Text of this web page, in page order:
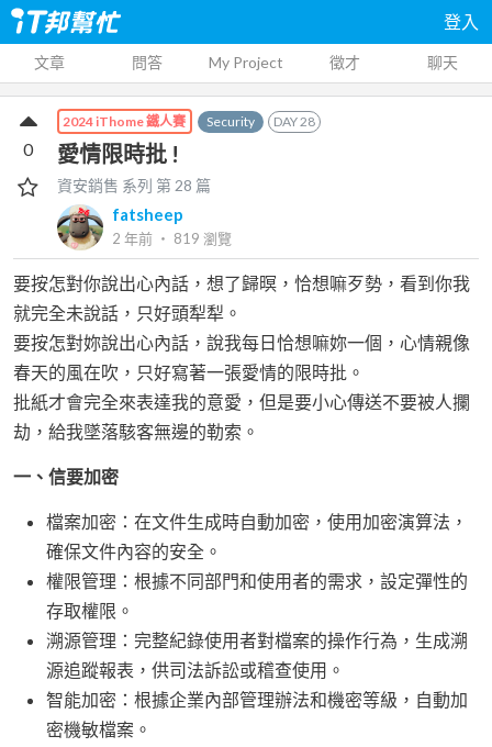
登入
文章 問答 My Project 徵才 聊天
2024 iThome 鐵人賽 Security DAY28
愛情限時批 !
資安銷售 系列 第28 篇
fatsheep
2 年前 ‧ 819 瀏覽
0
要按怎對你說出心內話，想了歸暝，恰想嘛歹勢，看到你我
就完全未說話，只好頭犁犁。
要按怎對妳說出心內話，說我每日恰想嘛妳一個，心情親像
春天的風在吹，只好寫著一張愛情的限時批。
批紙才會完全來表達我的意愛，但是要小心傳送不要被人攔
劫，給我墜落駭客無邊的勒索。
一、信要加密
檔案加密：在文件生成時自動加密，使用加密演算法，
確保文件內容的安全。
權限管理：根據不同部門和使用者的需求，設定彈性的
存取權限。
溯源管理：完整紀錄使用者對檔案的操作行為，生成溯
源追蹤報表，供司法訴訟或稽查使用。
智能加密：根據企業內部管理辦法和機密等級，自動加
密機敏檔案。